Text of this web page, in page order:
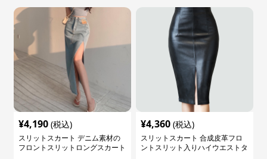
¥4,190 (税込)
スリットスカート デニム素材の
フロントスリットロングスカート
¥4,360 (税込)
スリットスカート 合成皮革フロ
ントスリット入りハイウエストタ